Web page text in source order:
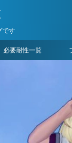
です
必要耐性一覧